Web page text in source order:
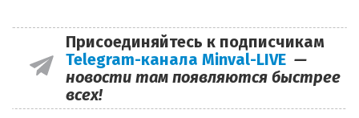
Присоединяйтесь к подписчикам
Telegram-канала Minval-LIVE —
новости там появляются быстрее
всех!